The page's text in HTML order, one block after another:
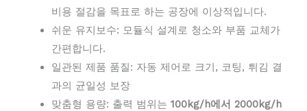
비용 절감을 목표로 하는 공장에 이상적입니다.
쉬운 유지보수: 모듈식 설계로 청소와 부품 교체가
간편합니다.
일관된 제품 품질: 자동 제어로 크기, 코팅, 튀김 결
과의 균일성 보장
맞춤형 용량: 출력 범위는 100kg/h에서 2000kg/h